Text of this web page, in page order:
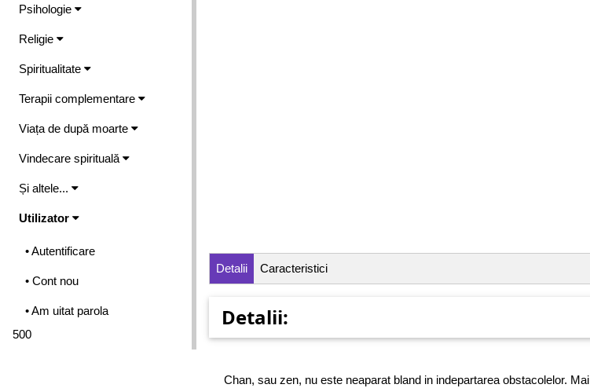
Psihologie
Religie
Spiritualitate
Terapii complementare
Viața de după moarte
Vindecare spirituală
Și altele...
Utilizator
• Autentificare
• Cont nou
• Am uitat parola
500
Detalii Caracteristici
Detalii:
Chan, sau zen, nu este neaparat bland in indepartarea obstacolelor. Mai